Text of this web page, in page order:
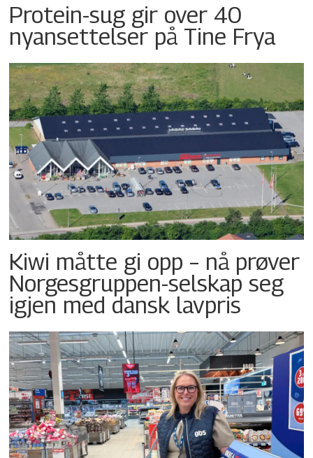
Protein-sug gir over 40
nyansettelser på Tine Frya
Kiwi måtte gi opp – nå prøver
Norgesgruppen-selskap seg
igjen med dansk lavpris